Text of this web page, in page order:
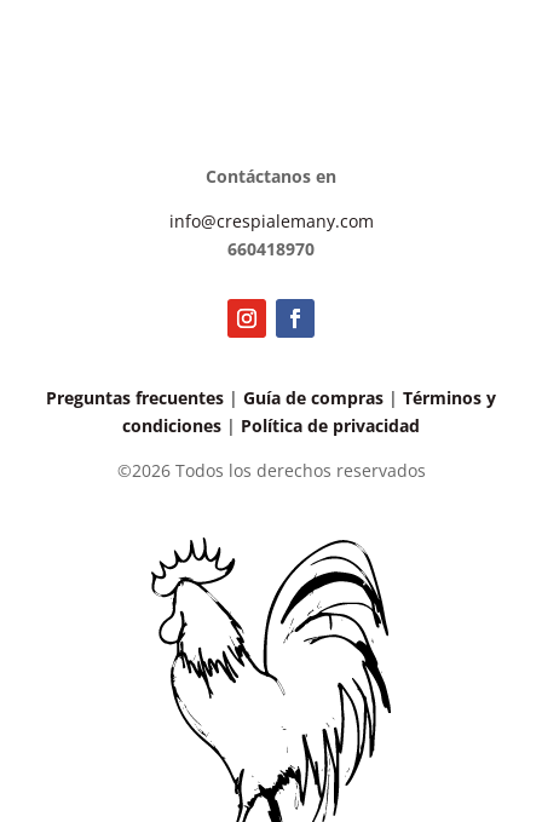
Contáctanos en
info@crespialemany.com
660418970
Preguntas frecuentes | Guía de compras | Términos y
condiciones | Política de privacidad
©2026 Todos los derechos reservados